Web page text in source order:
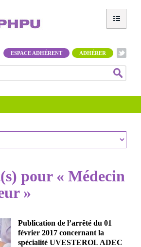
ADHÉRER
ESPACE ADHÉRENT
pour « Médecin
»
Publication de l’arrêté du 01
février 2017 concernant la
spécialité UVESTEROL ADEC